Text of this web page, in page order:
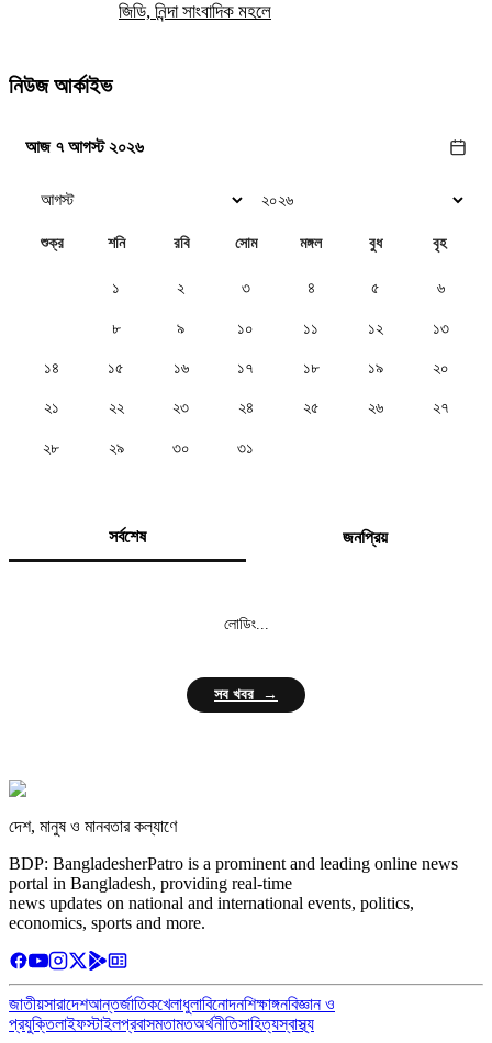
জিডি, নিন্দা সাংবাদিক মহলে
নিউজ আর্কাইভ
আজ ৭ আগস্ট ২০২৬
শুক্র শনি রবি সোম মঙ্গল বুধ বৃহ
১ ২ ৩ ৪ ৫ ৬
৮ ৯ ১০ ১১ ১২ ১৩
১৪ ১৫ ১৬ ১৭ ১৮ ১৯ ২০
২১ ২২ ২৩ ২৪ ২৫ ২৬ ২৭
২৮ ২৯ ৩০ ৩১
সর্বশেষ জনপ্রিয়
লোডিং...
সব খবর →
দেশ, মানুষ ও মানবতার কল্যাণে
BDP: BangladesherPatro is a prominent and leading online news
portal in Bangladesh, providing real-time
news updates on national and international events, politics,
economics, sports and more.
জাতীয়সারাদেশআন্তর্জাতিকখেলাধুলাবিনোদনশিক্ষাঙ্গনবিজ্ঞান ও
প্রযুক্তিলাইফস্টাইলপ্রবাসমতামতঅর্থনীতিসাহিত্যস্বাস্থ্য